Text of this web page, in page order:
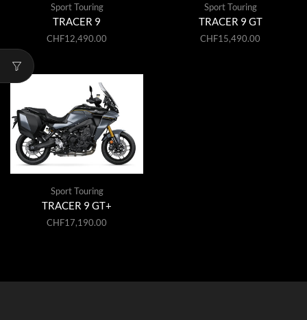
Sport Touring
TRACER 9
CHF12,490.00
Sport Touring
TRACER 9 GT
CHF15,490.00
Sport Touring
TRACER 9 GT+
CHF17,190.00